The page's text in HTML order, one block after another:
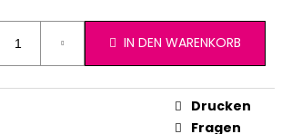
IN DEN WARENKORB
Drucken
Fragen